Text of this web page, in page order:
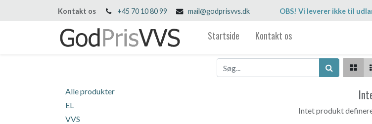
Kontakt os +45 70 10 80 99 mail@godprisvvs.dk OBS! Vi leverer ikke til
Startside Kontakt os
Alle produkter
EL
VVS
Intet produkt